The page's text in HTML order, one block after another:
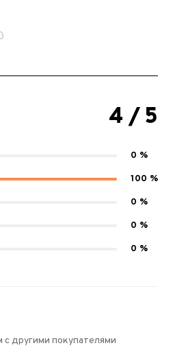
4 / 5
0 %
100 %
0 %
0 %
0 %
другими покупателями